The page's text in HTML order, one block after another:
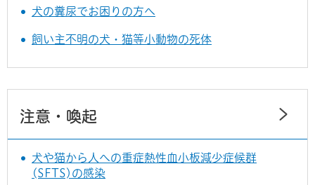
犬の糞尿でお困りの方へ
飼い主不明の犬・猫等小動物の死体
注意・喚起
犬や猫から人への重症熱性血小板減少症候群
(SFTS)の感染